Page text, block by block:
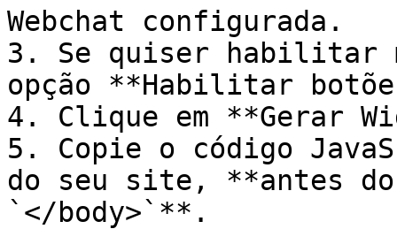
Webchat configurada.
3. Se quiser habilitar
opção **Habilitar
4. Clique em **Gerar
5. Copie o código
do seu site, **antes do
`</body>`**.